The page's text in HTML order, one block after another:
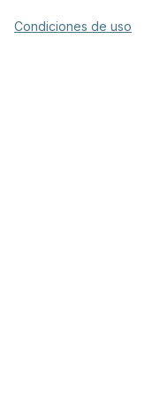
Condiciones de uso